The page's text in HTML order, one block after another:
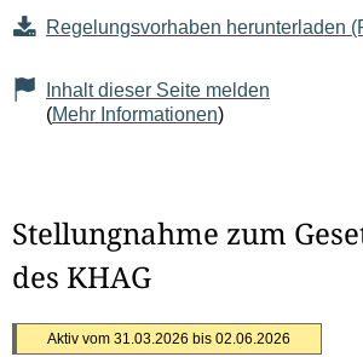
Regelungsvorhaben herunterladen
Inhalt dieser Seite melden
(Mehr Informationen)
Stellungnahme zum
des KHAG
Aktiv vom 31.03.2026 bis 02.06.2026